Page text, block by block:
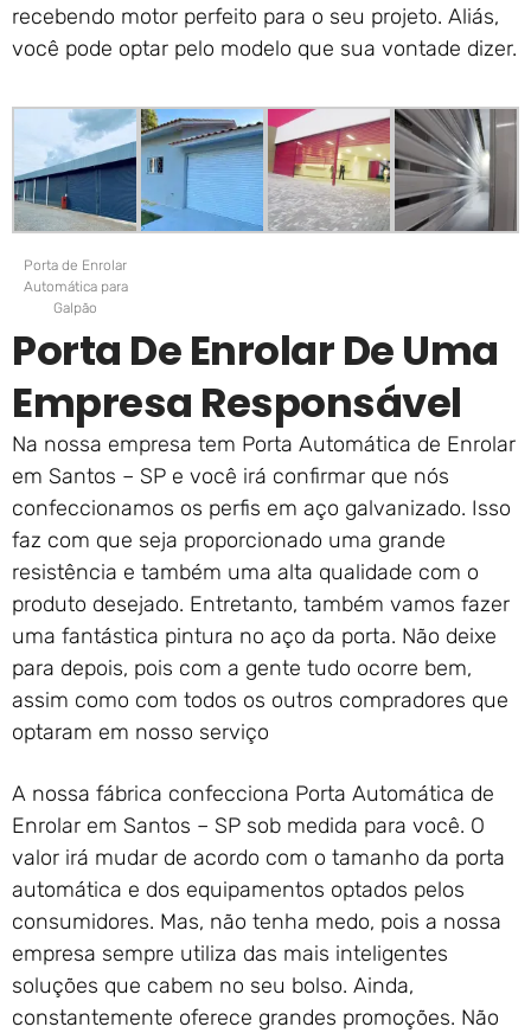
recebendo motor perfeito para o seu projeto. Aliás,
você pode optar pelo modelo que sua vontade dizer.
Porta de Enrolar
Automática para
Galpão
Porta De Enrolar De Uma
Empresa Responsável
Na nossa empresa tem Porta Automática de Enrolar
em Santos – SP e você irá confirmar que nós
confeccionamos os perfis em aço galvanizado. Isso
faz com que seja proporcionado uma grande
resistência e também uma alta qualidade com o
produto desejado. Entretanto, também vamos fazer
uma fantástica pintura no aço da porta. Não deixe
para depois, pois com a gente tudo ocorre bem,
assim como com todos os outros compradores que
optaram em nosso serviço
A nossa fábrica confecciona Porta Automática de
Enrolar em Santos – SP sob medida para você. O
valor irá mudar de acordo com o tamanho da porta
automática e dos equipamentos optados pelos
consumidores. Mas, não tenha medo, pois a nossa
empresa sempre utiliza das mais inteligentes
soluções que cabem no seu bolso. Ainda,
constantemente oferece grandes promoções. Não